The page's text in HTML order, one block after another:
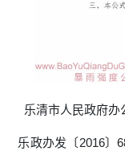
乐清市人民政府办
乐政办发〔2016〕